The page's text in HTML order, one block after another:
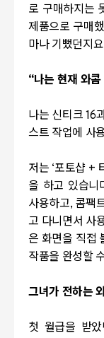
로 구매하지는
제품으로 구매
마나 기뻤던지요
“나는 현재 와콤
나는 신티크16
스트 작업에 사
저는 ‘포토샵 +
을 하고 있습니
사용하고, 콤팩
고 다니면서 사
은 화면을 직접
작품을 완성할
그녀가 전하는
첫 월급을 받았